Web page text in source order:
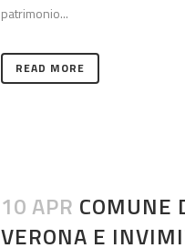
patrimonio...
READ MORE
10 APR COMUNE
VERONA E